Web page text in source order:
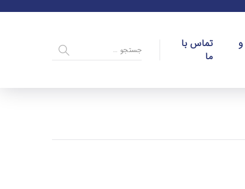
تماس با
ما